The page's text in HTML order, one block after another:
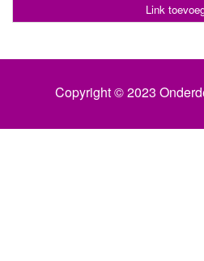
Link
Copyright © 2023